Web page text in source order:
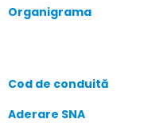
Organigrama
Cod de conduită
Aderare SNA